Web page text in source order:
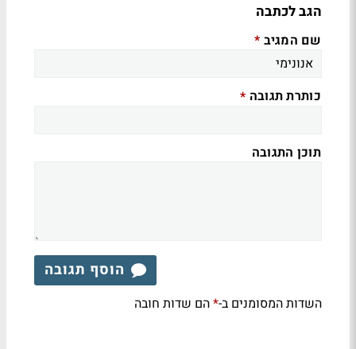
הגב לכתבה
שם המגיב *
כותרת תגובה *
תוכן התגובה
הוסף תגובה
השדות המסומנים ב-*הם שדות חובה